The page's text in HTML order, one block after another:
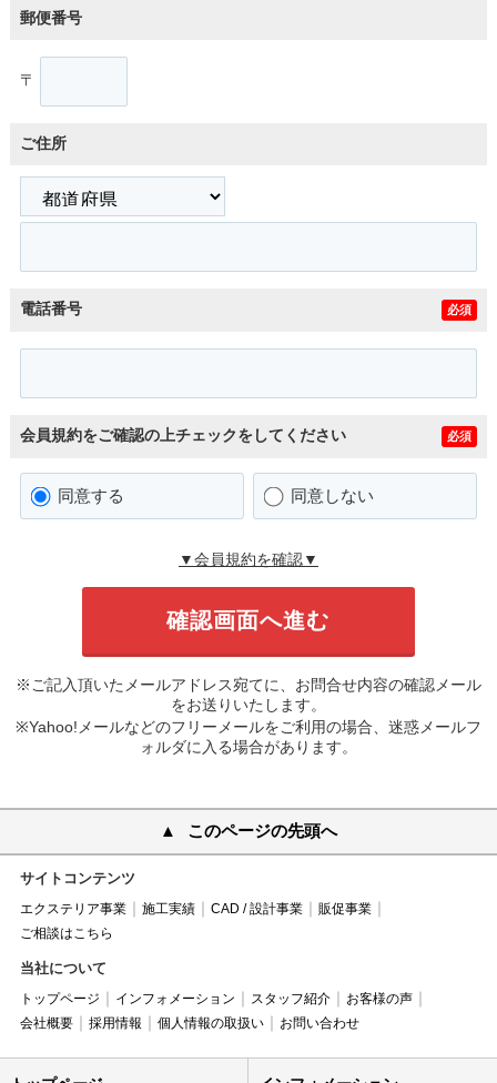
郵便番号
〒
ご住所
電話番号 必須
会員規約をご確認の上チェックをしてください 必須
同意する 同意しない
▼会員規約を確認▼
※ご記入頂いたメールアドレス宛てに、お問合せ内容の確認メール
をお送りいたします。
※Yahoo!メールなどのフリーメールをご利用の場合、迷惑メールフ
ォルダに入る場合があります。
このページの先頭へ
サイトコンテンツ
エクステリア事業 施工実績 CAD / 設計事業
販促事業
ご相談はこちら
当社について
トップページ インフォメーション スタッフ紹介
お客様の声
会社概要
採用情報 個人情報の取扱い お問い合わせ